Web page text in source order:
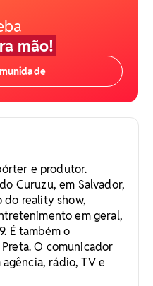
mão!
e produtor.
Curuzu, em Salvador,
do reality show,
em geral,
É também o
O comunicador
rádio, TV e